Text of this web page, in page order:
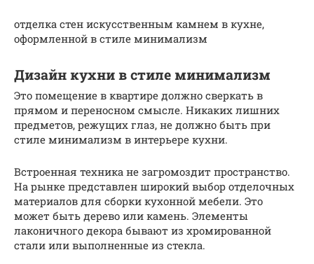
отделка стен искусственным камнем в кухне,
оформленной в стиле минимализм
Дизайн кухни в стиле минимализм
Это помещение в квартире должно сверкать в
прямом и переносном смысле. Никаких лишних
предметов, режущих глаз, не должно быть при
стиле минимализм в интерьере кухни.
Встроенная техника не загромоздит пространство.
На рынке представлен широкий выбор отделочных
материалов для сборки кухонной мебели. Это
может быть дерево или камень. Элементы
лаконичного декора бывают из хромированной
стали или выполненные из стекла.